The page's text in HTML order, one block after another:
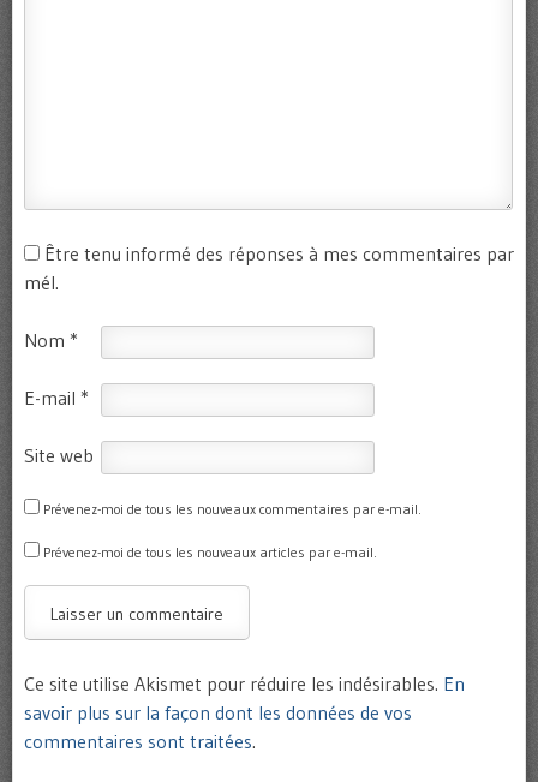
Être tenu informé des réponses à mes commentaires par
mél.
Nom *
E-mail *
Site web
Prévenez-moi de tous les nouveaux commentaires par e-mail.
Prévenez-moi de tous les nouveaux articles par e-mail.
Ce site utilise Akismet pour réduire les indésirables. En
savoir plus sur la façon dont les données de vos
commentaires sont traitées.